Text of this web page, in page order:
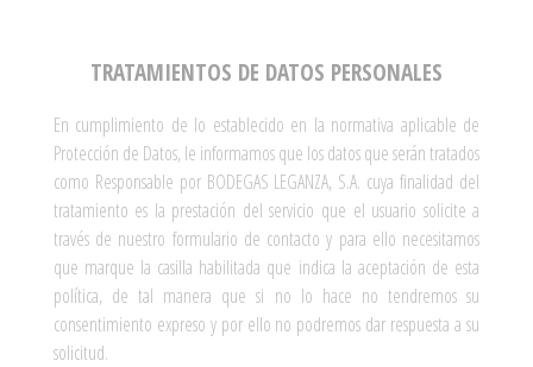
TRATAMIENTOS DE DATOS PERSONALES
En cumplimiento de lo establecido en la normativa aplicable de
Protección de Datos, le informamos que los datos que serán tratados
como Responsable por BODEGAS LEGANZA, S.A. cuya finalidad del
tratamiento es la prestación del servicio que el usuario solicite a
través de nuestro formulario de contacto y para ello necesitamos
que marque la casilla habilitada que indica la aceptación de esta
política, de tal manera que si no lo hace no tendremos su
consentimiento expreso y por ello no podremos dar respuesta a su
solicitud.